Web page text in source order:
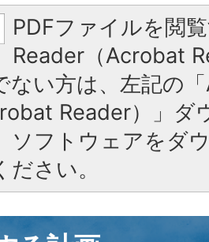
PDFファイルを閲
Reader（Acrobat
ない方は、左記の
Reader）」ダ
ソフトウェアをダ
ださい。